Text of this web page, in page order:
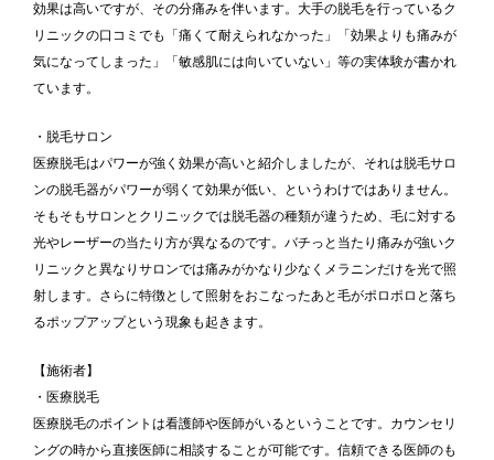
効果は高いですが、その分痛みを伴います。大手の脱毛を行っているク
リニックの口コミでも「痛くて耐えられなかった」「効果よりも痛みが
気になってしまった」「敏感肌には向いていない」等の実体験が書かれ
ています。
・脱毛サロン
医療脱毛はパワーが強く効果が高いと紹介しましたが、それは脱毛サロ
ンの脱毛器がパワーが弱くて効果が低い、というわけではありません。
そもそもサロンとクリニックでは脱毛器の種類が違うため、毛に対する
光やレーザーの当たり方が異なるのです。バチっと当たり痛みが強いク
リニックと異なりサロンでは痛みがかなり少なくメラニンだけを光で照
射します。さらに特徴として照射をおこなったあと毛がポロポロと落ち
るポップアップという現象も起きます。
【施術者】
・医療脱毛
医療脱毛のポイントは看護師や医師がいるということです。カウンセリ
ングの時から直接医師に相談することが可能です。信頼できる医師のも